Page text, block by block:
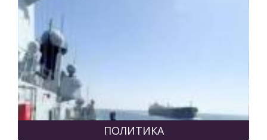
ПОЛИТИКА